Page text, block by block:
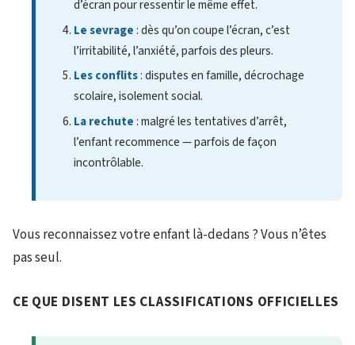
d’écran pour ressentir le même effet.
Le sevrage : dès qu’on coupe l’écran, c’est
l’irritabilité, l’anxiété, parfois des pleurs.
Les conflits: disputes en famille, décrochage
scolaire, isolement social.
La rechute : malgré les tentatives d’arrêt,
l’enfant recommence — parfois de façon
incontrôlable.
Vous reconnaissez votre enfant là-dedans ? Vous n’êtes
pas seul.
CE QUE DISENT LES CLASSIFICATIONS OFFICIELLES